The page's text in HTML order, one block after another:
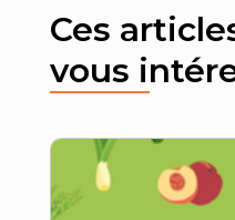
Ces
vous